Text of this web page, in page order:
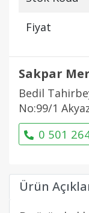
Fiyat
Sakpar
Bedil
No:99/1
0 501
Ürün